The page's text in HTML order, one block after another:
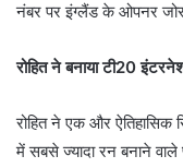
नंबर पर इंग्लैंड के ओपनर
रोहित ने बनाया टी20
रोहित ने एक और ऐतिहासिक
में सबसे ज्यादा रन बनाने वाले